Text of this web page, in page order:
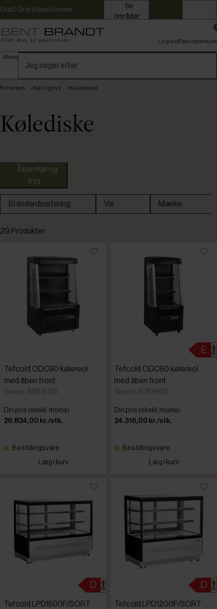
Godt Grej til gastronomi
områder
Menu
Log indFavoritterKurv
Forsiden Køl og frys Kølediske
Kølediske
frys
Standardsortering Vis Mærke
29 Produkter
Tefcold ODC90 kølereol
med åben front
Varenr: 80816105
Din pris (ekskl. moms)
26.834,00 kr./stk.
Bestillingsvare
Læg i kurv
Tefcold ODC60 kølereol
med åben front
Varenr: 80816106
Din pris (ekskl. moms)
24.316,00 kr./stk.
Bestillingsvare
Læg i kurv
Tefcold LPD1500F/SORT
Tefcold LPD1200F/SORT